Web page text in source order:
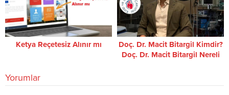
Ketya Reçetesiz Alınır mı
Doç. Dr. Macit Bitargil Kimdir?
Doç. Dr. Macit Bitargil Nereli
Yorumlar